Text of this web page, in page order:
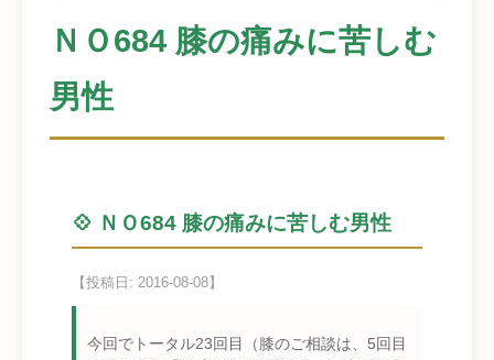
ＮＯ684 膝の痛みに苦しむ
男性
💠 ＮＯ684 膝の痛みに苦しむ男性
【投稿日: 2016-08-08】
今回でトータル23回目（膝のご相談は、5回目